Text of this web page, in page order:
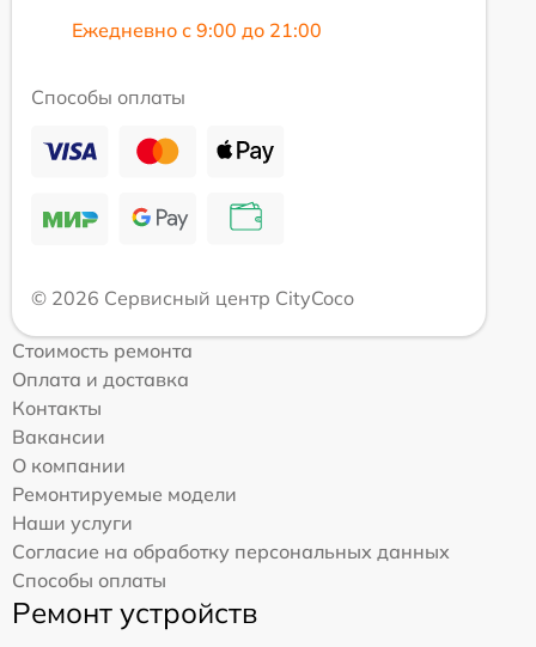
Ежедневно с 9:00 до 21:00
Способы оплаты
© 2026 Сервисный центр CityCoco
Стоимость ремонта
Оплата и доставка
Контакты
Вакансии
О компании
Ремонтируемые модели
Наши услуги
Согласие на обработку персональных данных
Способы оплаты
Ремонт устройств